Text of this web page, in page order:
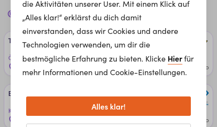
Jobs für dich in Graz, 8074
Teil­zeit ­fach­li­cher Hilfs­diens­t (w/m/d) 8020 Gra­z (15 W­st.)
Österreichische Post AG
20 hours ago
Bi­lanz­buch­hal­ter:in bei JL ­Ta­x ­Steu­er­be­ra­tun­g GmbH
Kammer der Steuerberater:innen und Wirtschaftsprüfer:innen
20 hours ago
die Aktivitäten unserer User. Mit einem Klick auf
„Alles klar!“ erklärst du dich damit
einverstanden, dass wir Cookies und andere
Technologien verwenden, um dir die
bestmögliche Erfahrung zu bieten. Klicke Hierfür
mehr Informationen und Cookie-Einstellungen.
Alles klar!